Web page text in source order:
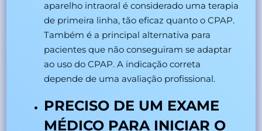
aparelho intraoral é considerado uma terapia
de primeira linha, tão eficaz quanto o CPAP.
Também é a principal alternativa para
pacientes que não conseguiram se adaptar
ao uso do CPAP. A indicação correta
depende de uma avaliação profissional.
PRECISO DE UM EXAME
MÉDICO PARA INICIAR O